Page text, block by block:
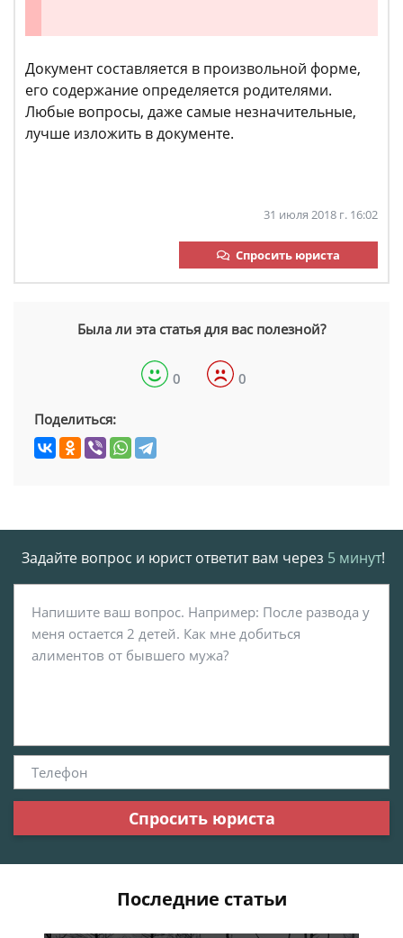
Документ составляется в произвольной форме,
его содержание определяется родителями.
Любые вопросы, даже самые незначительные,
лучше изложить в документе.
31 июля 2018 г. 16:02
Спросить юриста
Была ли эта статья для вас полезной?
0 0
Поделиться:
Задайте вопрос и юрист ответит вам через 5 минут!
Спросить юриста
Последние статьи